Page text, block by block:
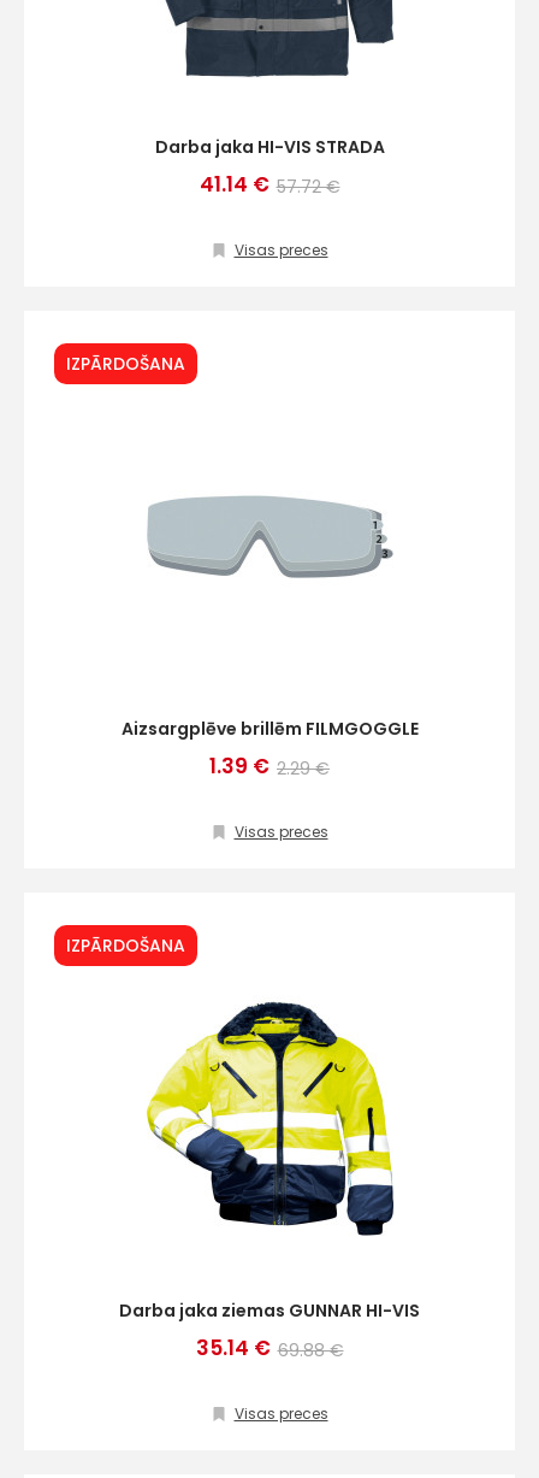
Darba jaka HI-VIS STRADA
41.14 € 57.72 €
Visas preces
IZPĀRDOŠANA
Aizsargplēve brillēm FILMGOGGLE
1.39 € 2.29 €
Visas preces
IZPĀRDOŠANA
Darba jaka ziemas GUNNAR HI-VIS
35.14 € 69.88 €
Visas preces
Piekrītu SIA Hards
pastā
Sūtīt ziņojumu
(+371) 63 881